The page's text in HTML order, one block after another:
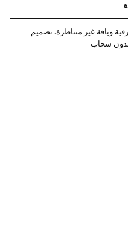
وياقة غير متناظرة. تصميم
سحاب